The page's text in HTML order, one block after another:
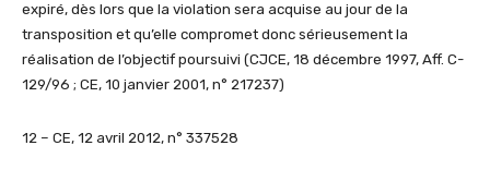
expiré, dès lors que la violation sera acquise au jour de la
transposition et qu’elle compromet donc sérieusement la
réalisation de l’objectif poursuivi (CJCE, 18 décembre 1997, Aff. C-
129/96 ; CE, 10 janvier 2001, n° 217237)
12 – CE, 12 avril 2012, n° 337528